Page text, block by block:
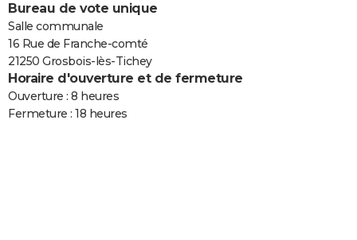
Bricolage
Lifestyle
Culture
Sport
Auto
Television
Voyage
Cinema
Bureau de vote unique
Salle communale
16 Rue de Franche-comté
21250 Grosbois-lès-Tichey
Horaire d'ouverture et de fermeture
Ouverture : 8 heures
Fermeture : 18 heures